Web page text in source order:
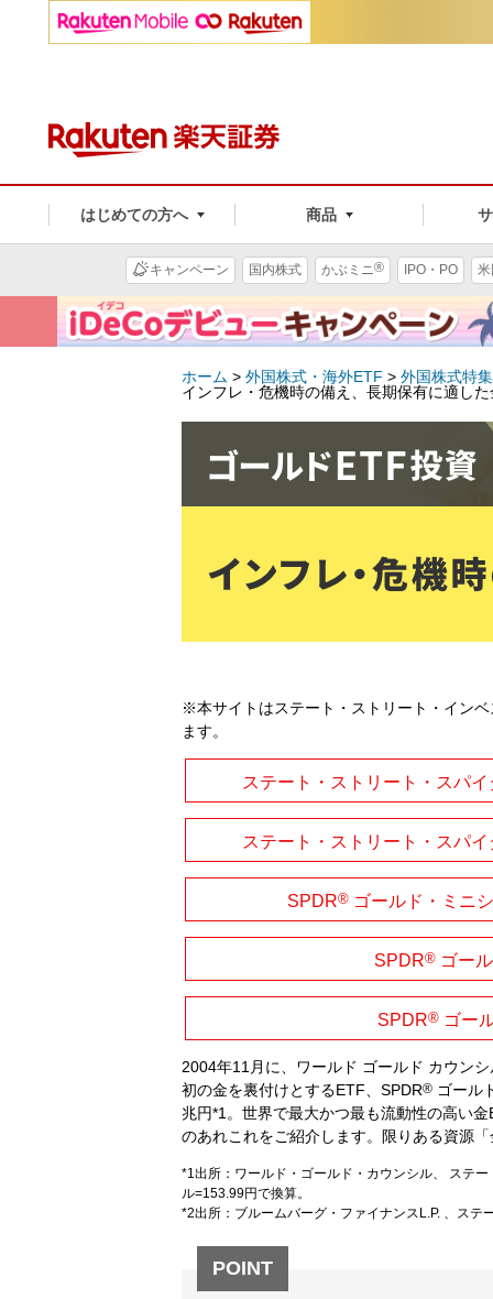
はじめての方へ 商品
キャンペーン 国内株式 かぶミニ® IPO・PO
ホーム > 外国株式・海外ETF > 外国株式特集
インフレ・危機時の備え、長期保有に適し
※本サイトはステート・ストリート・イン
ます。
ステート・ストリート・スパ
ステート・ストリート・スパ
SPDR® ゴールド・ミニ
SPDR®ゴー
SPDR® ゴー
2004年11月に、ワールド ゴールド カウン
初の金を裏付けとするETF、SPDR® ゴール
兆円*1。世界で最大かつ最も流動性の高い
のあれこれをご紹介します。限りある資源
*1出所：ワールド・ゴールド・カウンシル、 ステ
ル=153.99円で換算。
*2出所：ブルームバーグ・ファイナンスL.P. 、ス
POINT